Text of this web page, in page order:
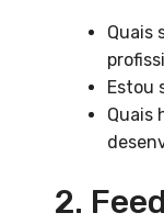
Quais
Estou
Quais
2.